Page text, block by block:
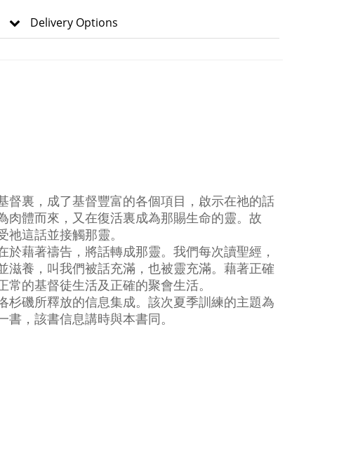
Delivery Options
督裏，成了基督豐富的各個項目，啟示在祂的話
肉體而來，又在復活裏成為那賜生命的靈。故
這話並接觸那靈。
藉著禱告，將話轉成那靈。我們每次讀聖經，
滋養，叫我們被話充滿，也被靈充滿。藉著正確
的基督徒生活及正確的聚會生活。
杉磯所釋放的信息集成。該次夏季訓練的主題為
，該書信息講時與本書同。